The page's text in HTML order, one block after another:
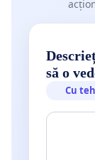
să o
Cu